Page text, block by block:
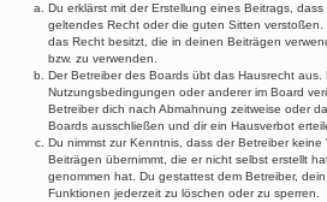
Du erklärst mit der Erstellung eines Beitrags,
geltendes Recht oder die guten Sitten
das Recht besitzt, die in deinen Beiträgen
bzw. zu verwenden.
Der Betreiber des Boards übt das Hausrecht
Nutzungsbedingungen oder anderer im Board
Betreiber dich nach Abmahnung zeitweise oder
Boards ausschließen und dir ein Hausverbot
Du nimmst zur Kenntnis, dass der Betreiber
Beiträgen übernimmt, die er nicht selbst erstellt
genommen hat. Du gestattest dem Betreiber,
Funktionen jederzeit zu löschen oder zu sperren.